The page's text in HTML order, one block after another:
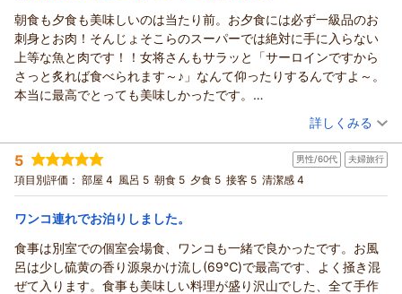
朝食も夕食も美味しいのは当たり前。お夕食には必ず一級品のお
刺身とお肉！そんじょそこらのスーパーでは絶対に手に入らない
上等な魚と肉です！！女将さんもサラッと「サーロインですから
さっと炙れば食べられます～♪」なんて仰ったりするんですよ～。
本当に最高でとっても美味しかったです。
お風呂は、朝だけものすごい高温でぬるめ好きの私にはキツくて
お水をいっぱい入れちゃいました。これも女将さんがチェックイ
ンの時に「井戸水だから気にせずお水を入れていいですよ～」っ
て仰ってくださったので心置きなく入れさせて頂きました。
料理といい、お風呂といい、女将さんと皆さんのお心遣いが本当
いでとっても癒されました。楽しかったー♪
（投稿日：2026/01/02）
宿泊時期： 2025年12月宿泊 (夫婦旅行)
投稿者： ヒマワリさん
宿泊プラン： 【じゃらんのお得な10日間】カジュアル（夕朝食付）お肉やお
魚を使用した越後山海の幸【会場食】
和室 朝・夕
宿泊価格帯： 14,001～15,000円(大人一人あたり/税込)
詳しくみる
5 男性/60代 夫婦旅行
項目別評価： 部屋 4 風呂 5 朝食 5 夕食 5 接客 5 清潔感 4
ワンコ連れでお泊りしました。
食事は別室での個室会場食、ワンコも一緒で良かったです。お風
呂は少し硫黄の香り源泉かけ流し(69℃)で最高です、よく掻き混
ぜて入ります。食事も美味しい料理が盛り沢山でした、全て手作